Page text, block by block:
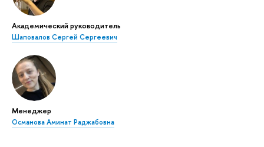
Академический руководитель
Шаповалов Сергей Сергеевич
Менеджер
Османова Аминат Раджабовна